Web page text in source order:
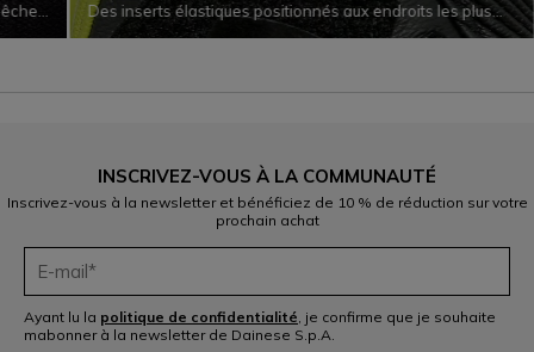
Des inserts élastiques positionnés aux endroits les plus
stratégiques améliorent la capacité d'adaptation du
INSCRIVEZ-VOUS À LA COMMUNAUTÉ
Inscrivez-vous à la newsletter et bénéficiez de 10 % de réduction sur votre
prochain achat
Ayant lu la politique de confidentialité, je confirme que je souhaite
mabonner à la newsletter de Dainese S.p.A.